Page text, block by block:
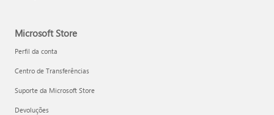
Microsoft Store
Perfil da conta
Centro de Transferências
Suporte da Microsoft Store
Devoluções